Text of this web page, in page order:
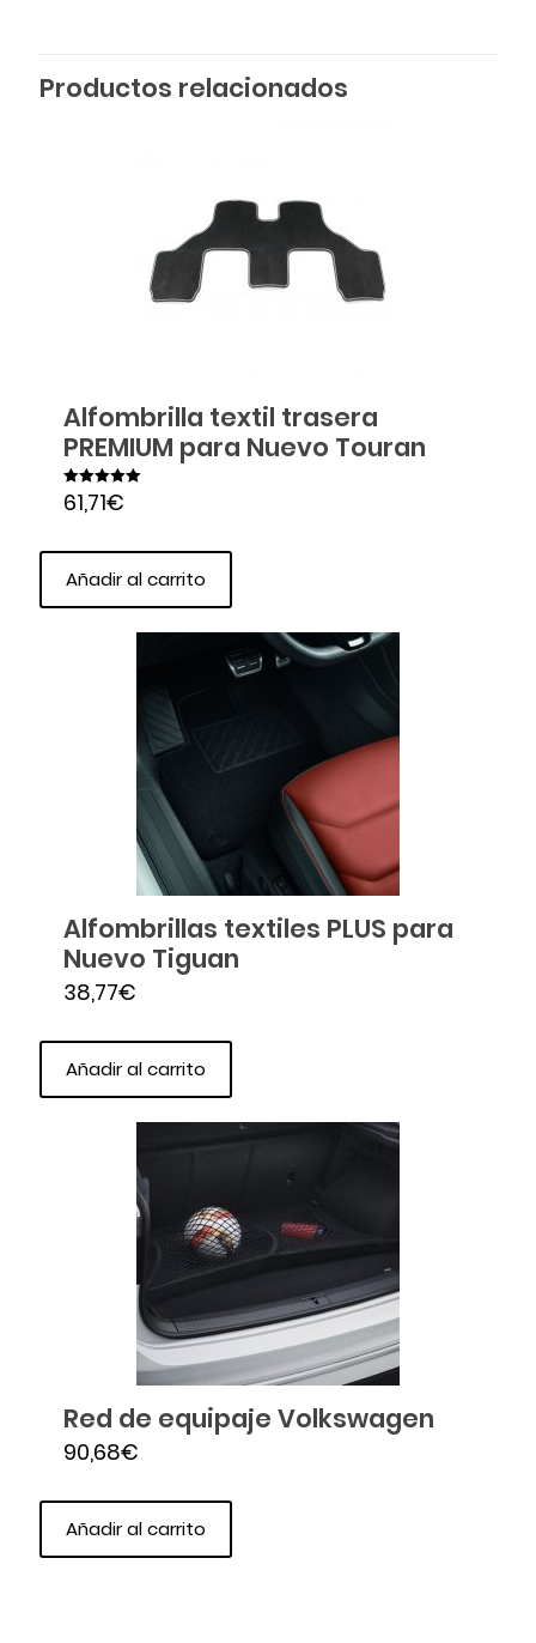
Productos relacionados
Alfombrilla textil trasera
PREMIUM para Nuevo Touran
Valorado en
5.00
61,71€
Añadir al carrito
Alfombrillas textiles PLUS para
Nuevo Tiguan
38,77€
Añadir al carrito
Red de equipaje Volkswagen
90,68€
Añadir al carrito